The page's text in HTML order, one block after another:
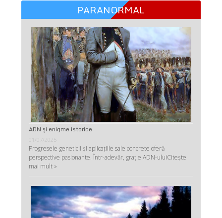
PARANORMAL
ADN şi enigme istorice
01/07/2025
Progresele geneticii şi aplicaţiile sale concrete oferă
perspective pasionante. Într-adevăr, graţie ADN-uluiCitește
mai mult »